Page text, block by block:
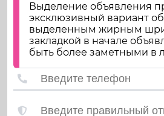
Выделение объявления
эксклюзивный вариант
выделенным жирным
закладкой в начале
быть более заметными в